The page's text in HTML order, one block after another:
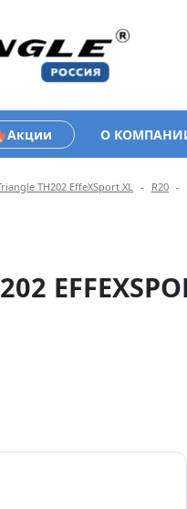
Акции О
TH202 EffeXSport XL R20